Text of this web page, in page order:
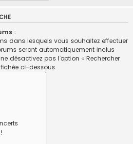
:
dans lesquels vous souhaitez effectuer
seront automatiquement inclus
désactivez pas l’option « Rechercher
ci-dessous.